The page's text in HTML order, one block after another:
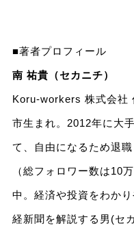
■著者プロフィール
南 祐貴（セカニチ）
Koru-workers 株式会社
市生まれ。2012年に大
て、自由になるため退
（総フォロワー数は10
中。経済や投資をわか
経新聞を解説する男(セ